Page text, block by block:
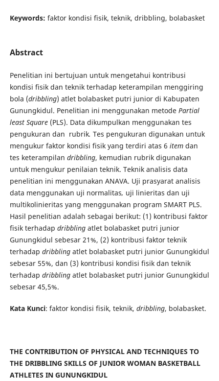
Keywords: faktor kondisi fisik, teknik, dribbling, bolabasket
Abstract
Penelitian ini bertujuan untuk mengetahui kontribusi
kondisi fisik dan teknik terhadap keterampilan menggiring
bola (dribbling) atlet bolabasket putri junior di Kabupaten
Gunungkidul. Penelitian ini menggunakan metode Partial
least Square(PLS). Data dikumpulkan menggunakan tes
pengukuran dan rubrik. Tes pengukuran digunakan untuk
mengukur faktor kondisi fisik yang terdiri atas 6 item dan
tes keterampilan dribbling, kemudian rubrik digunakan
untuk mengukur penilaian teknik. Teknik analisis data
penelitian ini menggunakan ANAVA. Uji prasyarat analisis
data menggunakan uji normalitas, uji linieritas dan uji
multikolinieritas yang menggunakan program SMART PLS.
Hasil penelitian adalah sebagai berikut: (1) kontribusi faktor
fisik terhadap dribblingatlet bolabasket putri junior
Gunungkidul sebesar 21%, (2) kontribusi faktor teknik
terhadap dribblingatlet bolabasket putri junior Gunungkidul
sebesar 55%, dan (3) kontribusi kondisi fisik dan teknik
terhadap dribblingatlet bolabasket putri junior Gunungkidul
sebesar 45,5%.
Kata Kunci: faktor kondisi fisik, teknik, dribbling, bolabasket.
THE CONTRIBUTION OF PHYSICAL AND TECHNIQUES TO
THE DRIBBLING SKILLS OF JUNIOR WOMAN BASKETBALL
ATHLETES IN GUNUNGKIDUL